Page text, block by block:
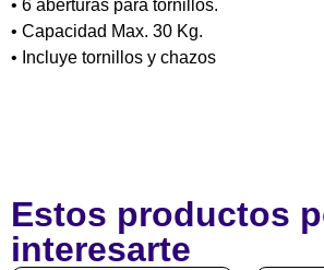
• 6 aberturas para tornillos.
• Capacidad Max. 30 Kg.
• Incluye tornillos y chazos
Estos productos
interesarte